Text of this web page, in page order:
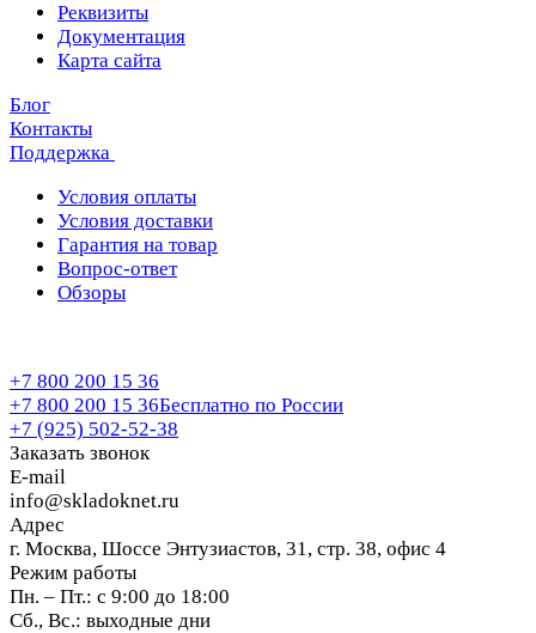
Реквизиты
Документация
Карта сайта
Блог
Контакты
Поддержка
Условия оплаты
Условия доставки
Гарантия на товар
Вопрос-ответ
Обзоры
+7 800 200 15 36
+7 800 200 15 36Бесплатно по России
+7 (925) 502-52-38
Заказать звонок
E-mail
info@skladoknet.ru
Адрес
г. Москва, Шоссе Энтузиастов, 31, стр. 38, офис 4
Режим работы
Пн. – Пт.: с 9:00 до 18:00
Сб., Вс.: выходные дни